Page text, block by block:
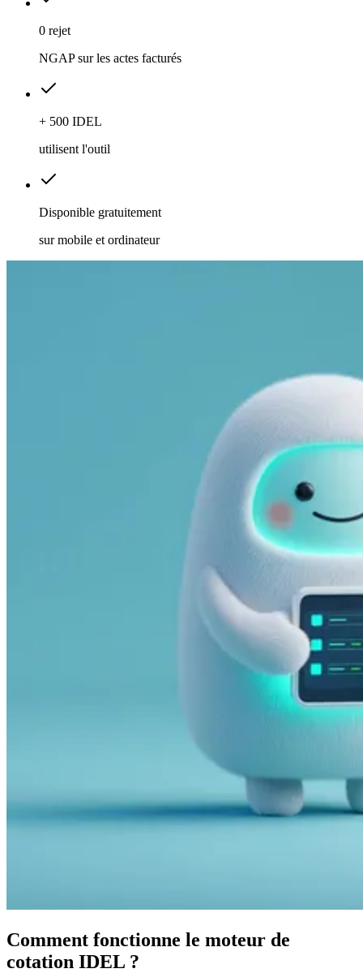
0 rejet
NGAP sur les actes facturés
+ 500 IDEL
utilisent l'outil
Disponible gratuitement
sur mobile et ordinateur
Comment fonctionne le moteur de
cotation IDEL ?